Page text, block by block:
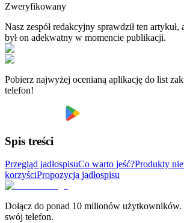
Zweryfikowany
Nasz zespół redakcyjny sprawdził ten
był on adekwatny w momencie publikacji.
Pobierz najwyżej ocenianą aplikację do list
telefon!
Spis treści
Przegląd jadłospisuCo warto jeść?Produkty
korzyściPropozycja jadłospisu
Dołącz do ponad 10 milionów użytkowników.
swój telefon.